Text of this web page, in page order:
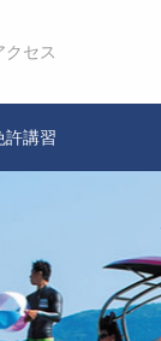
クセス
許講習